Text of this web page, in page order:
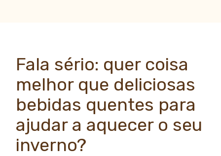
Fala sério: quer coisa
melhor que deliciosas
bebidas quentes para
ajudar a aquecer o seu
inverno?